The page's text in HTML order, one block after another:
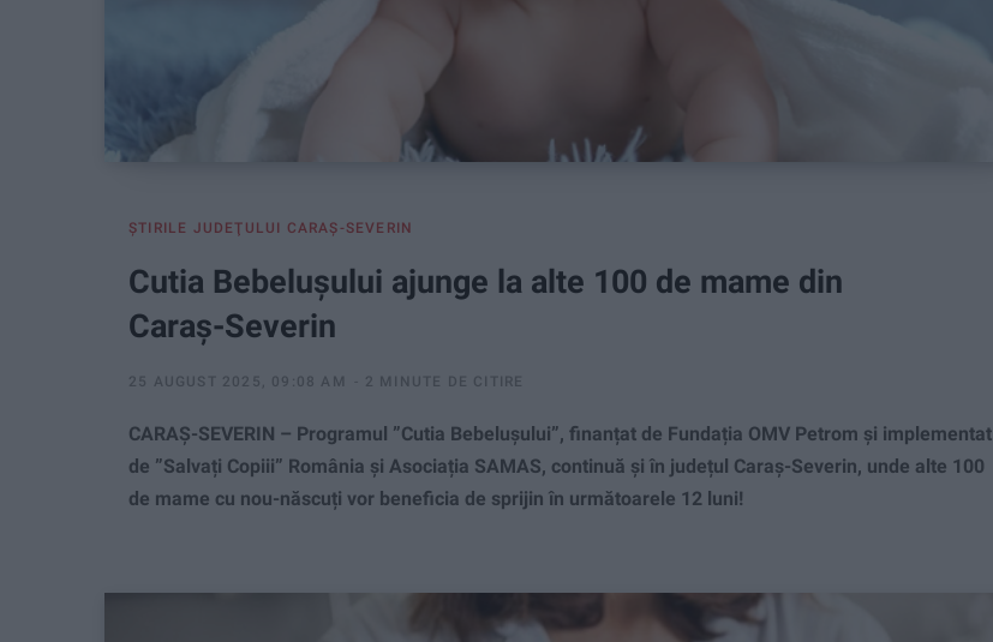
ŞTIRILE JUDEŢULUI CARAŞ-SEVERIN
Cutia Bebelușului ajunge la alte 100 de mame din
Caraș-Severin
25 AUGUST 2025, 09:08 AM 2 MINUTE DE CITIRE
CARAȘ-SEVERIN – Programul ”Cutia Bebelușului”, finanțat de Fundația OMV Petrom și implementat
de ”Salvați Copiii” România și Asociația SAMAS, continuă și în județul Caraș-Severin, unde alte 100
de mame cu nou-născuți vor beneficia de sprijin în următoarele 12 luni!